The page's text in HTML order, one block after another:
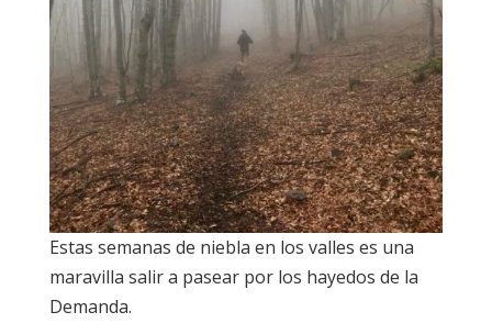
Estas semanas de niebla en los valles es una
maravilla salir a pasear por los hayedos de la
Demanda.